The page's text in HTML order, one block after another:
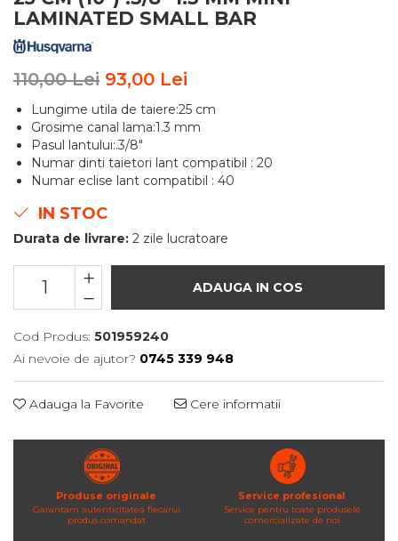
LAMINATED SMALL BAR
110,00 Lei 93,00 Lei
Lungime utila de taiere:25 cm
Grosime canal lama:1.3 mm
Pasul lantului:.3/8"
Numar dinti taietori lant compatibil : 20
Numar eclise lant compatibil : 40
IN STOC
Durata de livrare: 2 zile lucratoare
ADAUGA IN COS
Cod Produs: 501959240
Ai nevoie de ajutor? 0745 339 948
Adauga la Favorite Cere informatii
Produse originale
Garantam autenticitatea fiecarui
produs comandat
Service profesional
Service pentru toate produsele
comercializate de noi